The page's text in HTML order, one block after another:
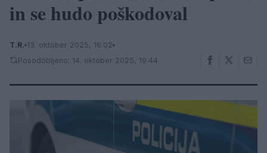
in se hudo poškodoval
T.R. 13. oktober 2025, 16:02
Posodobljeno: 14. oktober 2025, 19:44